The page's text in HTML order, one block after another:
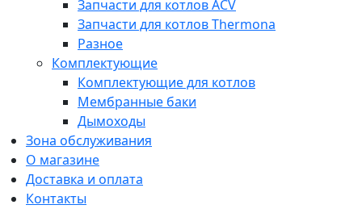
Запчасти для котлов ACV
Запчасти для котлов Thermona
Разное
Комплектующие
Комплектующие для котлов
Мембранные баки
Дымоходы
Зона обслуживания
О магазине
Доставка и оплата
Контакты